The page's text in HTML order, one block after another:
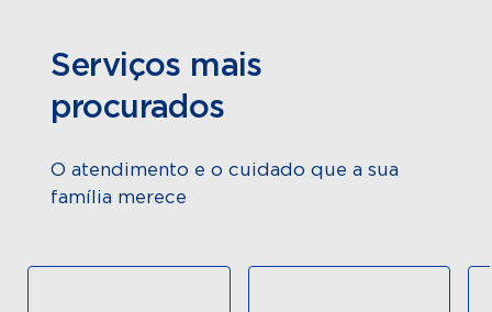
Serviços mais
procurados
O atendimento e o cuidado que a sua
família merece